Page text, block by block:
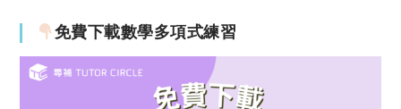
免費下載數學多項式練習